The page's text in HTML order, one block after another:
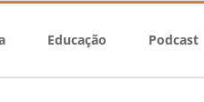
Educação Podcast